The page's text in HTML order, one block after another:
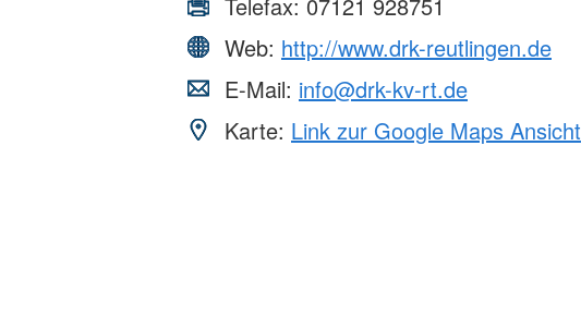
Web: http://www.drk-reutlingen.de
E-Mail: info@drk-kv-rt.de
Karte: Link zur Google Maps Ansicht